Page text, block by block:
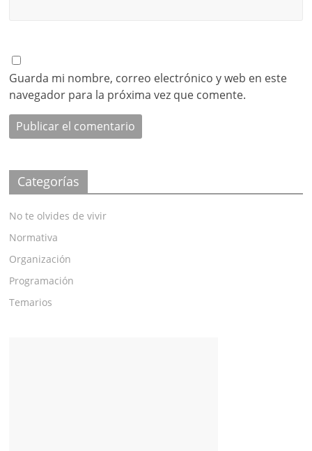
Guarda mi nombre, correo electrónico y web en este
navegador para la próxima vez que comente.
Categorías
No te olvides de vivir
Normativa
Organización
Programación
Temarios